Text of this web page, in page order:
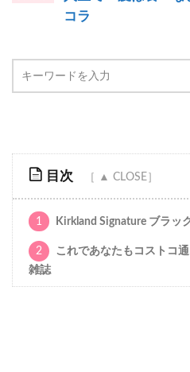
コラ
目次
1 Kirkland Signature ブラッ
2
これであなたもコストコ
雑誌